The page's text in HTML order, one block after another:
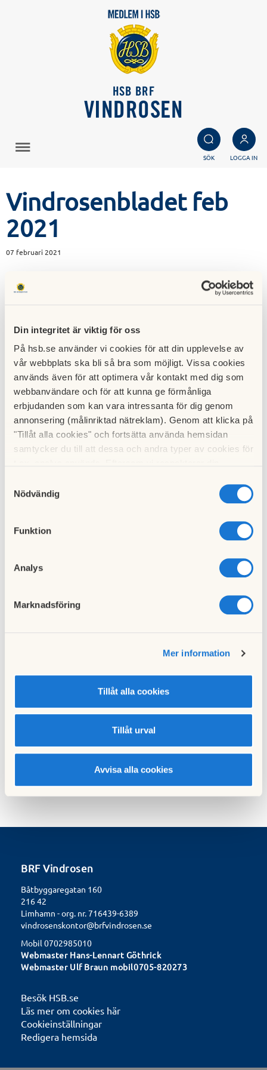
Din integritet är viktig för oss
På hsb.se använder vi cookies för att din upplevelse av
vår webbplats ska bli så bra som möjligt. Vissa cookies
används även för att optimera vår kontakt med dig som
webbanvändare och för att kunna ge förmånliga
erbjudanden som kan vara intressanta för dig genom
annonsering (målinriktad nätreklam). Genom att klicka på
"Tillåt alla cookies" och fortsätta använda hemsidan
samtycker du till att dessa och andra typer av cookies för
cookies och välja att endast tillåta ett urval.
Nödvändig
Funktion
Analys
Marknadsföring
Mer information
Tillåt alla cookies
Tillåt urval
Avvisa alla cookies
HSB BRF
VINDROSEN
SÖK LOGGA IN
Vindrosenbladet feb
2021
07 februari 2021
Nästa nyhet
Vindrosenbladet mars 2021
BRF Vindrosen
Båtbyggaregatan 160
216 42
Limhamn - org. nr. 716439-6389
vindrosenskontor@brfvindrosen.se
Mobil 0702985010
Webmaster Hans-Lennart Göthrick
Webmaster Ulf Braun mobil0705-820273
Besök HSB.se
Läs mer om cookies här
Cookieinställningar
Redigera hemsida